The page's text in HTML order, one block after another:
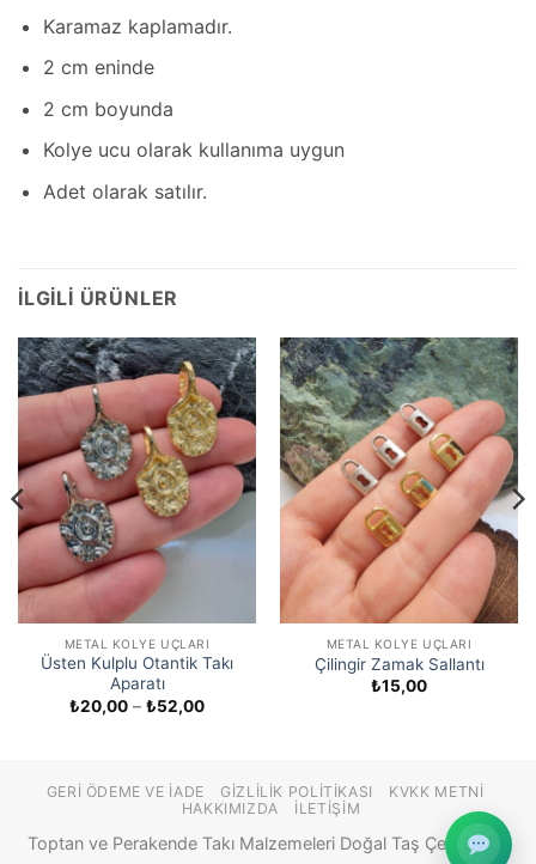
Karamaz kaplamadır.
2 cm eninde
2 cm boyunda
Kolye ucu olarak kullanıma uygun
Adet olarak satılır.
İLGILI ÜRÜNLER
METAL KOLYE UÇLARI
Üsten Kulplu Otantik Takı
Aparatı
₺20,00 – ₺52,00Fiyat
METAL KOLYE UÇLARI
Çilingir Zamak Sallantı
₺15,00
GERI ÖDEME VE İADE GIZLILIK POLITIKASI
KVKK METNI
HAKKIMIZDA
İLETIŞIM
Toptan ve Perakende Takı Malzemeleri Doğal Taş Çeşitleri ©